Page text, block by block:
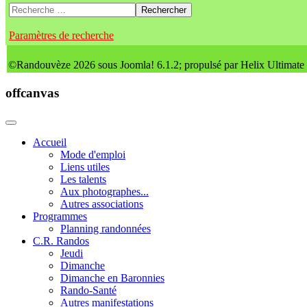
Rechercher
Paramètres de recherche
©Randouvèze 2026 sous Joomla! 6.1.2; propulsé par Helix Ultimate
offcanvas
Accueil
Mode d'emploi
Liens utiles
Les talents
Aux photographes...
Autres associations
Programmes
Planning randonnées
C.R. Randos
Jeudi
Dimanche
Dimanche en Baronnies
Rando-Santé
Autres manifestations